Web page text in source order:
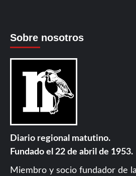
Sobre nosotros
Diario regional matutino.
Fundado el 22 de abril de 1953.
Miembro y socio fundador de la